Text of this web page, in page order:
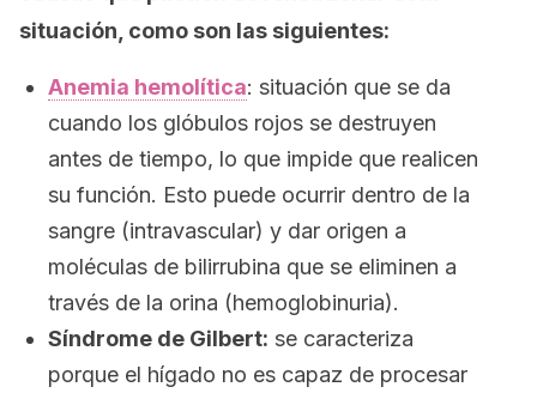
situación, como son las siguientes:
Anemia hemolítica: situación que se da
cuando los glóbulos rojos se destruyen
antes de tiempo, lo que impide que realicen
su función. Esto puede ocurrir dentro de la
sangre (intravascular) y dar origen a
moléculas de bilirrubina que se eliminen a
través de la orina (hemoglobinuria).
Síndrome de Gilbert: se caracteriza
porque el hígado no es capaz de procesar